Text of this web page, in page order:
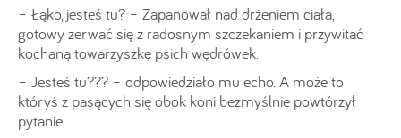
– Łąko, jesteś tu? – Zapanował nad drżeniem ciała,
gotowy zerwać się z radosnym szczekaniem i przywitać
kochaną towarzyszkę psich wędrówek.
– Jesteś tu??? – odpowiedziało mu echo. A może to
któryś z pasących się obok koni bezmyślnie powtórzył
pytanie.